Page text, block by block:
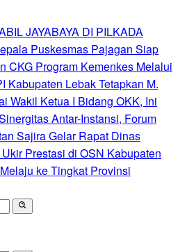
JAYABAYA DI PILKADA
Puskesmas Pajagan Siap
CKG Program Kemenkes Melalui
Kabupaten Lebak Tetapkan M.
Wakil Ketua I Bidang OKK, Ini
Antar-Instansi, Forum
Sajira Gelar Rapat Dinas
Prestasi di OSN Kabupaten
ke Tingkat Provinsi